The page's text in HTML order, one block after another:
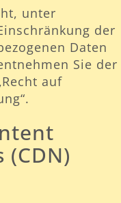
unter
der
Daten
Sie der
auf